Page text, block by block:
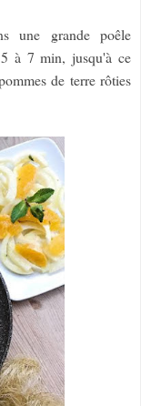
une grande poêle
5 à 7 min, jusqu'à ce
de terre rôties